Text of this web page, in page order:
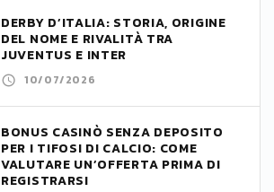
DERBY D’ITALIA: STORIA, ORIGINE
DEL NOME E RIVALITÀ TRA
JUVENTUS E INTER
10/07/2026
BONUS CASINÒ SENZA DEPOSITO
PER I TIFOSI DI CALCIO: COME
VALUTARE UN’OFFERTA PRIMA DI
REGISTRARSI